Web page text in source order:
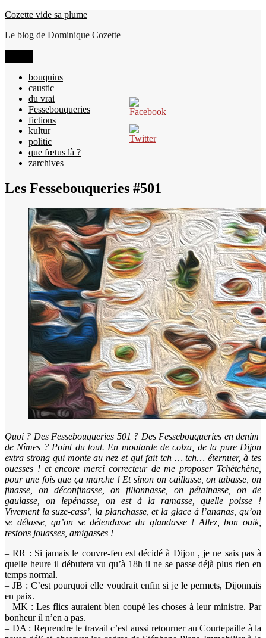
Aller
contenu
Cozette vide sa plume
Le blog de Dominique Cozette
bouquins
caustic
du vrai
Fessebouqueries
fictions
kultur
politic
que fœtus là ?
zarchives
Les Fessebouqueries #501
Quoi ? Des Fessebouqueries 501 ? Des Fessebouqueries en denim
de Nîmes ? Point du tout. En moutarde de colza, de la pure Dijon
extra strong qui monte au nez et qui fait tch … tch… éternuer, à tes
ouesses ! et encore merci correcteur de me proposer Tchètchène,
pour une fois que ça marche ! Et sinon on caillasse, on tabasse, on
finasse, on déconfinasse, on fillonnasse, on pétainasse, on de
gaulasse, on lepénasse, on est à la ramasse, quelle poisse !
Vivement la suze-cass’, la planchasse, et la glace à l’ananas, qu’on
se délasse, qu’on se détendasse du glandasse ! Allez, bon ouik,
restons jouasses, amigasses !
– RR : Si jamais le couvre-feu est décidé à Dijon , je ne sais pas à
quelle heure il débutera vu qu’à 18h il ne se passe déjà plus rien en
temps normal.
– JB : C’est pourquoi elle voudrait enfin si je le permets, Dijonnais
en paix.
– MK : Les flics auraient bien coupé les choses à leur ministre. Par
bonheur il n’en a pas.
– DA : Reprendre le travail c’est aussi retourner au Courtepaille à la